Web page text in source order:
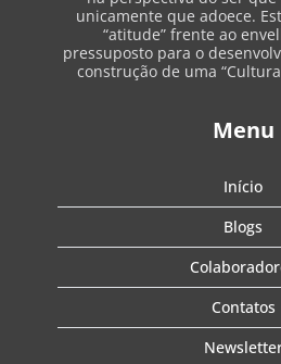
unicamente que adoece.
“atitude” frente ao
pressuposto para o
construção de uma
Menu
Início
Blogs
Contatos